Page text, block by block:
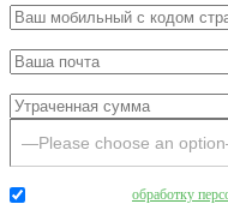
обработку